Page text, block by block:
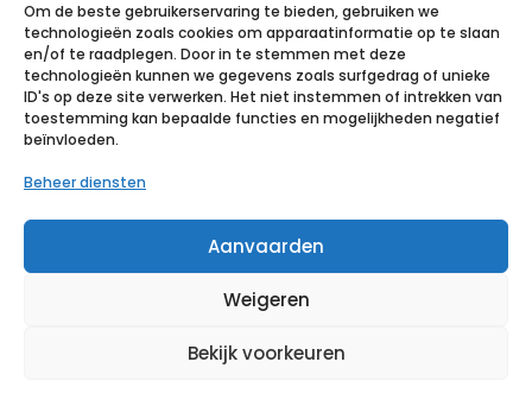
Om de beste gebruikerservaring te bieden, gebruiken we
technologieën zoals cookies om apparaatinformatie op te slaan
en/of te raadplegen. Door in te stemmen met deze
technologieën kunnen we gegevens zoals surfgedrag of unieke
ID's op deze site verwerken. Het niet instemmen of intrekken van
toestemming kan bepaalde functies en mogelijkheden negatief
beïnvloeden.
Beheer diensten
Aanvaarden
Weigeren
Bekijk voorkeuren
HYDROFILM roll
5cmx10m 1 p/s
Voeg toe aan verlanglijst
COSMOPOR E
latexfree
Voeg toe aan verlanglijst